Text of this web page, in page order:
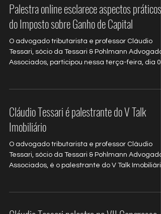
Palestra online esclarece aspectos práticos
do Imposto sobre Ganho de Capital
O advogado tributarista e professor Cláudio
Tessari, sócio da Tessari & Pohlmann
Associados, participou nessa terça-feira, dia
Cláudio Tessari é palestrante do V Talk
Imobiliário
O advogado tributarista e professor Cláudio
Tessari, sócio da Tessari & Pohlmann
Associados, é o palestrante do V Talk